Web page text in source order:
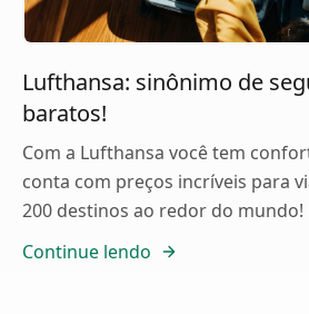
Lufthansa: sinônimo de
baratos!
Com a Lufthansa você tem
conta com preços incríveis para
200 destinos ao redor do mundo!
Continue lendo